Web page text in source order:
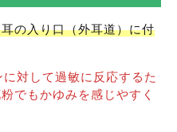
の入り口（外耳道）に付
対して過敏に反応するた
でもかゆみを感じやすく